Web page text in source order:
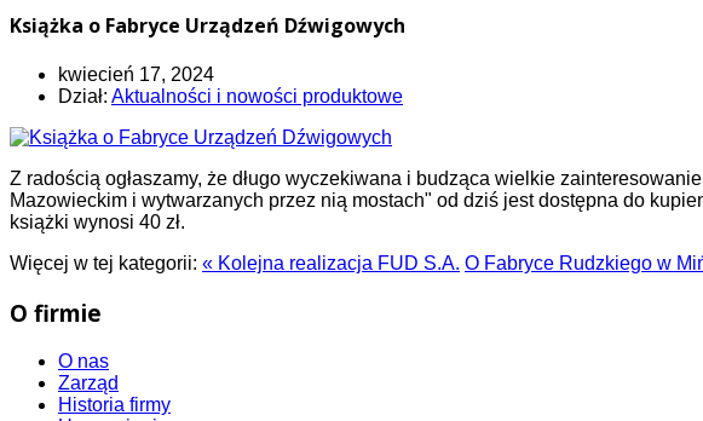
Książka o Fabryce Urządzeń Dźwigowych
kwiecień 17, 2024
Dział: Aktualności i nowości produktowe
Z radością ogłaszamy, że długo wyczekiwana i budząca wielkie
Mazowieckim i wytwarzanych przez nią mostach" od dziś jest dostępna do
książki wynosi 40 zł.
Więcej w tej kategorii: « Kolejna realizacja FUD S.A. O Fabryce Rudzkiego w
O firmie
O nas
Zarząd
Historia firmy